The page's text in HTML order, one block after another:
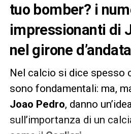
tuo bomber? i
impressionanti di
nel girone d’andata
Nel calcio si dice spesso
sono fondamentali: ma,
Joao Pedro, danno
sull’importanza di un